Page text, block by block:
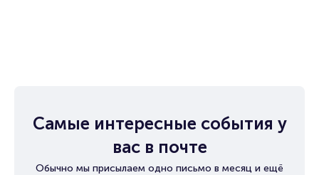
Самые интересные события у
вас в почте
Обычно мы присылаем одно письмо в месяц и ещё